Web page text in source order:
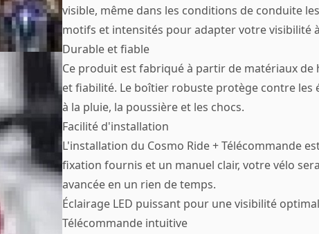
visible, même dans les conditions de conduite
motifs et intensités pour adapter votre visibilité
Durable et fiable
Ce produit est fabriqué à partir de matériaux
et fiabilité. Le boîtier robuste protège contre les
à la pluie, la poussière et les chocs.
Facilité d'installation
L'installation du Cosmo Ride + Télécommande
fixation fournis et un manuel clair, votre vélo
avancée en un rien de temps.
Éclairage LED puissant pour une visibilité
Télécommande intuitive